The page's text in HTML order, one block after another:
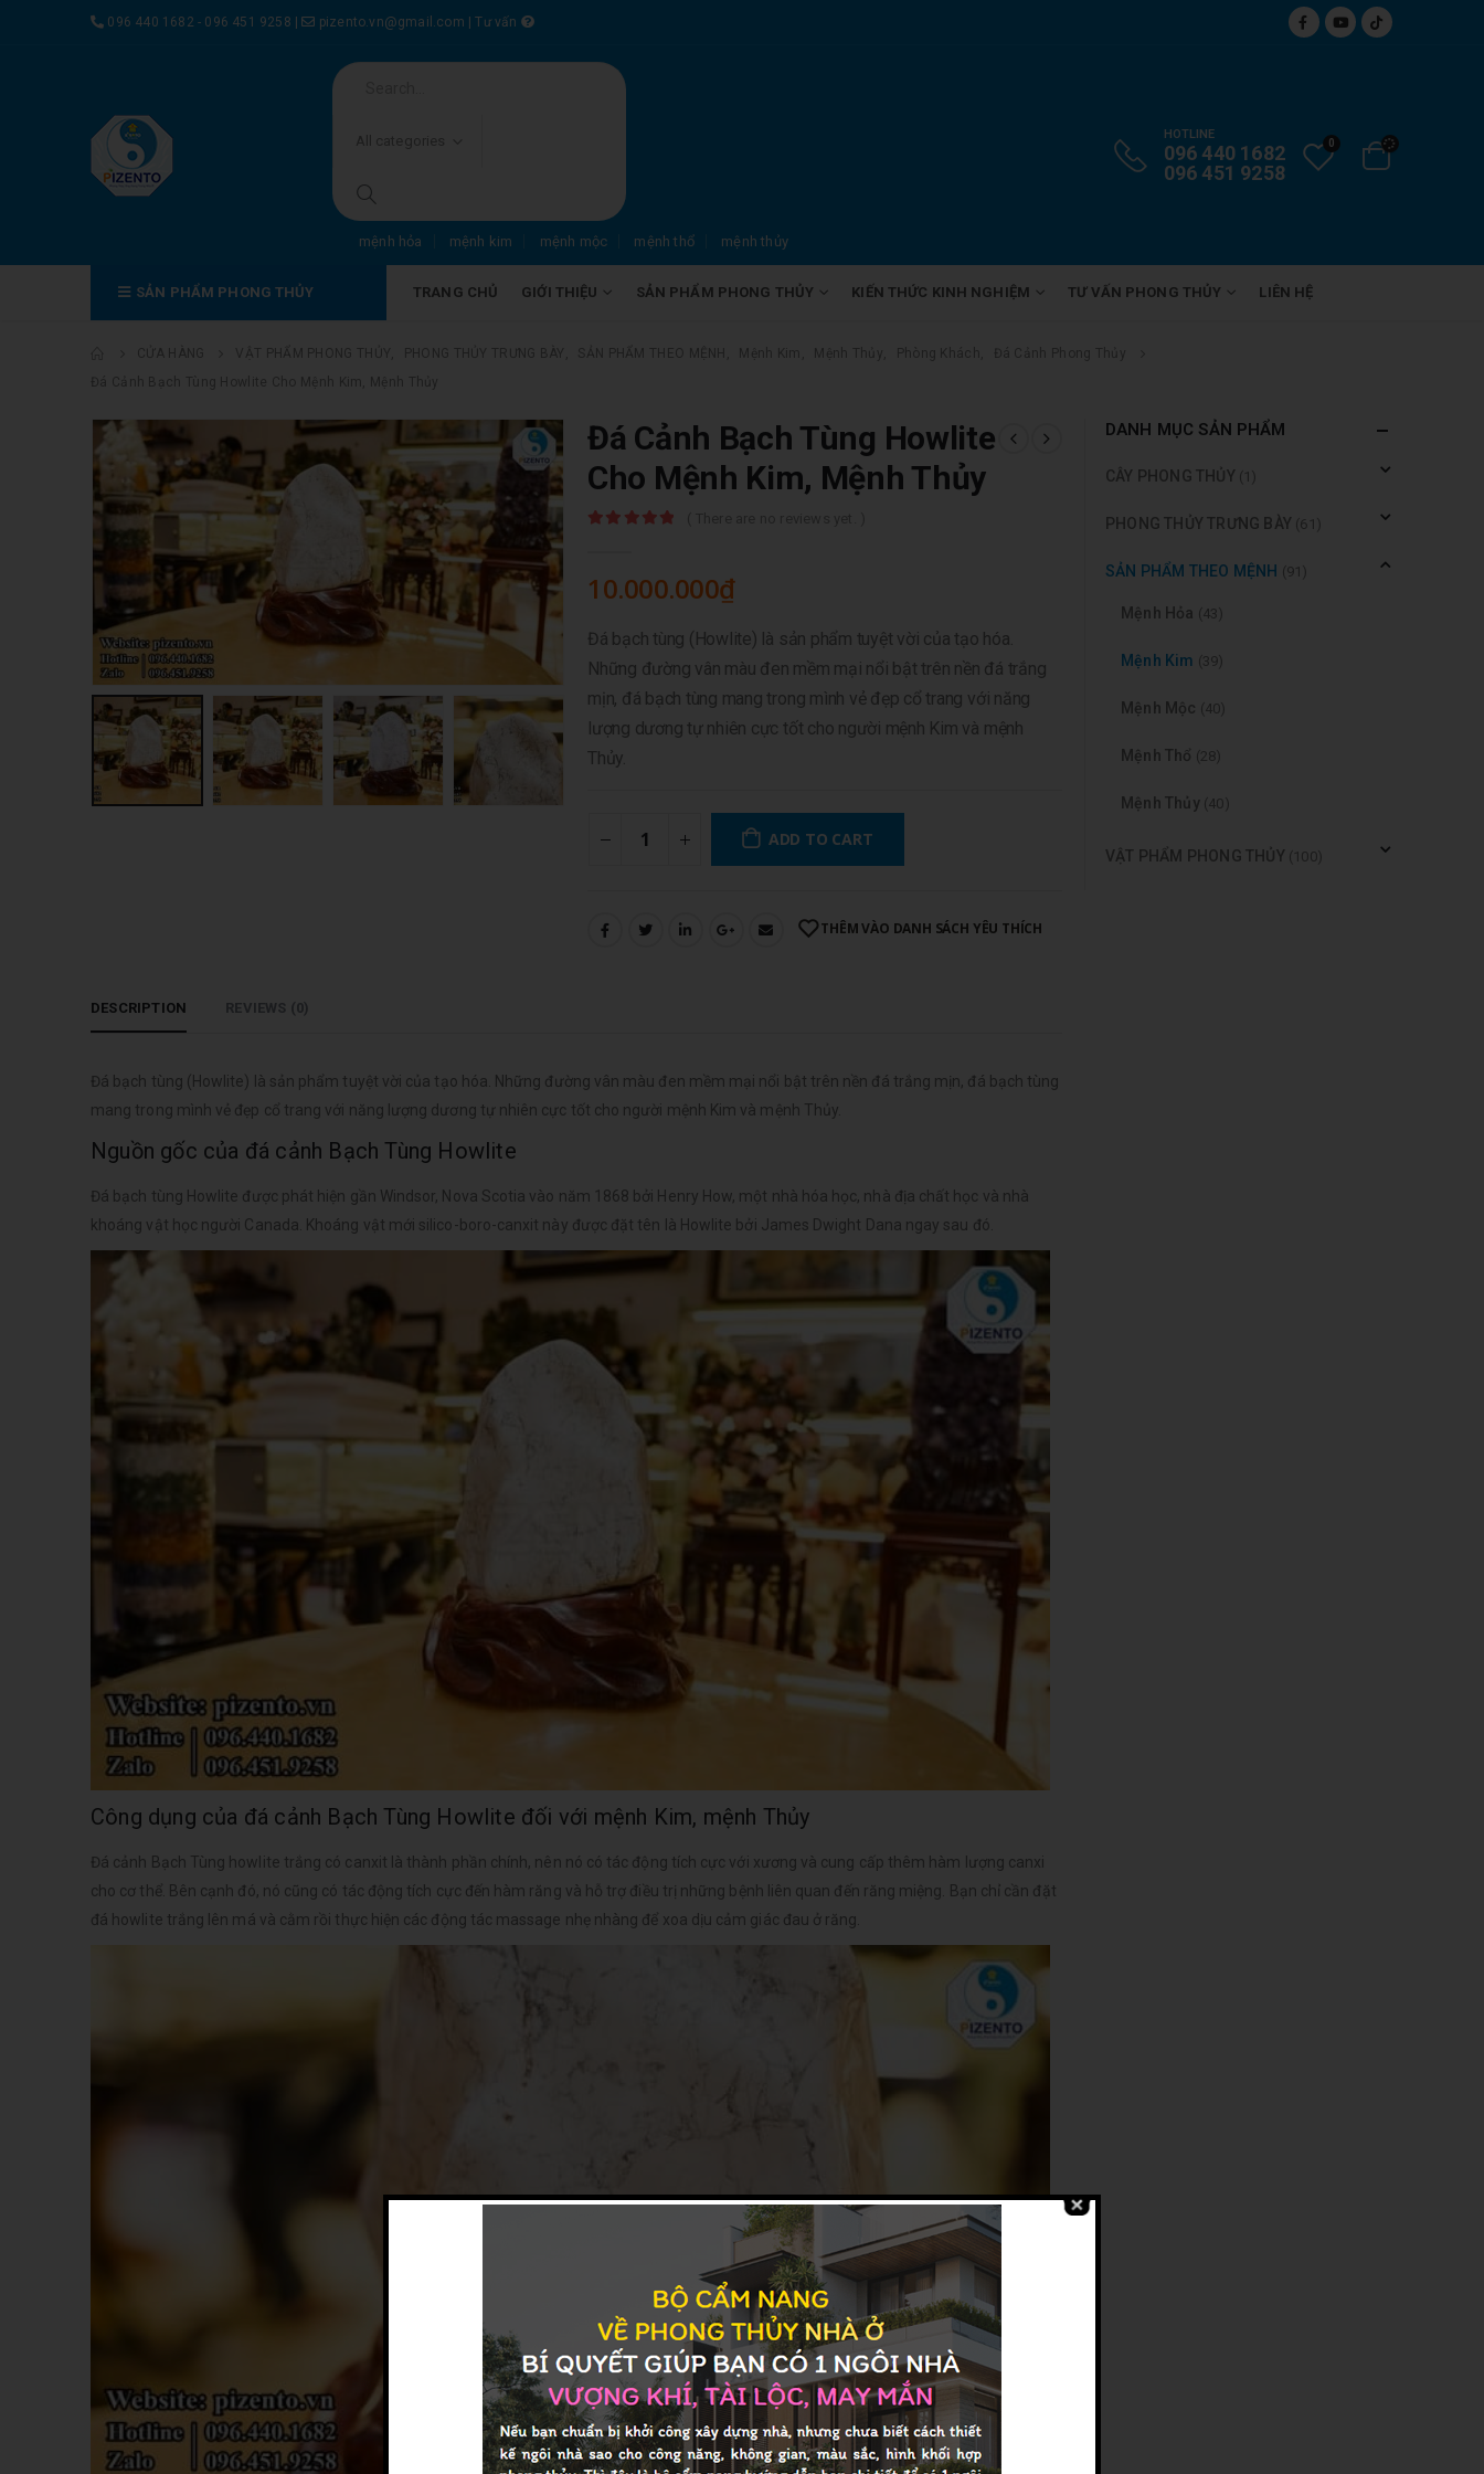
096 440 1682 - 096 451 9258 pizento.vn@gmail.com |Tư vấn
mệnh hỏa mệnh kim mệnh mộc mệnh thổ mệnh thủy
HOTLINE
096 440 1682
096 451 9258
0
SẢN PHẨM PHONG THỦY TRANG CHỦ GIỚI THIỆU SẢN PHẨM PHONG THỦY KIẾN THỨC KINH NGHIỆM TƯ VẤN PHONG THỦY LIÊN HỆ
Đá Cảnh Bạch Tùng Howlite
Cho Mệnh Kim, Mệnh Thủy
10.000.000₫
Đá bạch tùng (Howlite) là sản phẩm tuyệt vời của tạo hóa.
Những đường vân màu đen mềm mại nổi bật trên nền đá trắng
mịn, đá bạch tùng mang trong mình vẻ đẹp cổ trang với năng
lượng dương tự nhiên cực tốt cho người mệnh Kim và mệnh
Thủy.
ADD TO CART
THÊM VÀO DANH SÁCH YÊU THÍCH
DESCRIPTION REVIEWS (0)
Đá bạch tùng (Howlite) là sản phẩm tuyệt vời của tạo hóa. Những đường vân màu đen mềm mại nổi bật trên nền đá trắng mịn, đá bạch tùng
mang trong mình vẻ đẹp cổ trang với năng lượng dương tự nhiên cực tốt cho người mệnh Kim và mệnh Thủy.
Nguồn gốc của đá cảnh Bạch Tùng Howlite
Đá bạch tùng Howlite được phát hiện gần Windsor, Nova Scotia vào năm 1868 bởi Henry How, một nhà hóa học, nhà địa chất học và nhà
khoáng vật học người Canada. Khoáng vật mới silico-boro-canxit này được đặt tên là Howlite bởi James Dwight Dana ngay sau đó.
Công dụng của đá cảnh Bạch Tùng Howlite đối với mệnh Kim, mệnh Thủy
Đá cảnh Bạch Tùng howlite trắng có canxit là thành phần chính, nên nó có tác động tích cực với xương và cung cấp thêm hàm lượng canxi
cho cơ thể. Bên cạnh đó, nó cũng có tác động tích cực đến hàm răng và hỗ trợ điều trị những bệnh liên quan đến răng miệng. Bạn chỉ cần đặt
đá howlite trắng lên má và cằm rồi thực hiện các động tác massage nhẹ nhàng để xoa dịu cảm giác đau ở răng.
DANH MỤC SẢN PHẨM
CÂY PHONG THỦY (1)
PHONG THỦY TRƯNG BÀY (61)
SẢN PHẨM THEO MỆNH (91)
Mệnh Hỏa (43)
Mệnh Kim (39)
Mệnh Mộc (40)
Mệnh Thổ (28)
Mệnh Thủy (40)
VẬT PHẨM PHONG THỦY (100)